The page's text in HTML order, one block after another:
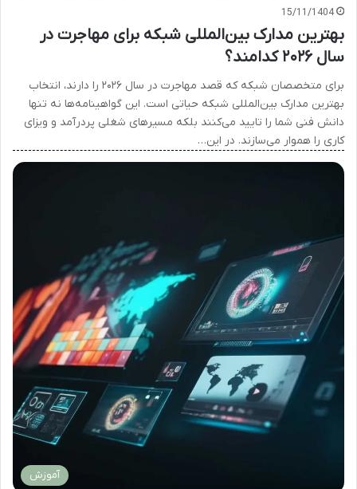
15/11/1404
بهترین مدارک بین‌المللی شبکه برای مهاجرت در
سال ۲۰۲۶ کدامند؟
برای متخصصان شبکه که قصد مهاجرت در سال ۲۰۲۶ را دارند، انتخاب
بهترین مدارک بین‌المللی شبکه حیاتی است. این گواهینامه‌ها نه تنها
دانش فنی شما را تایید می‌کنند بلکه مسیرهای شغلی پردرآمد و ویزای
کاری را هموار می‌سازند. در این…
آموزش